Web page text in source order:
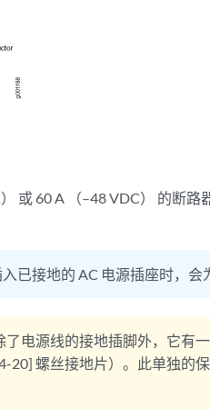
或 60 A （–48 VDC） 的断路
已接地的 AC 电源插座时，会
电源线的接地插脚外，它有
20] 螺丝接地片）。此单独的